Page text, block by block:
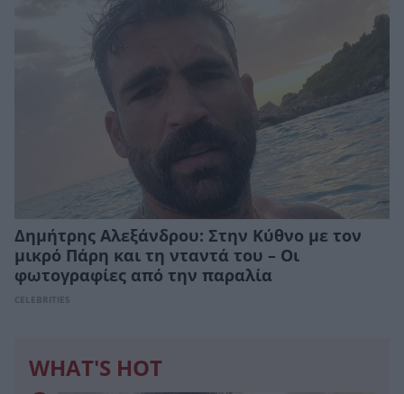
Δημήτρης Αλεξάνδρου: Στην Κύθνο με τον
μικρό Πάρη και τη νταντά του – Οι
φωτογραφίες από την παραλία
CELEBRITIES
WHAT'S HOT